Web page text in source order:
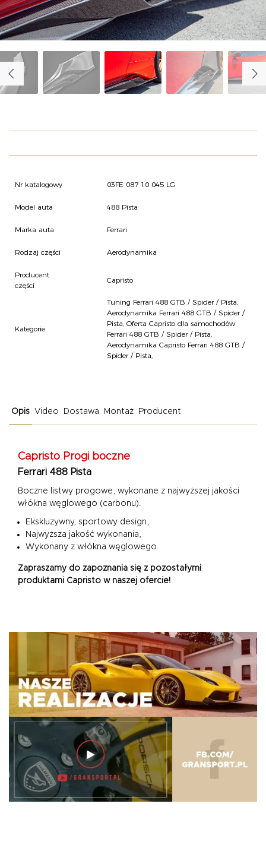
O NAS OFERTA BLOG ZOSTAŃ PARTNEREM
Nr katalogowy 03FE 087 10 045 LG
Model auta 488 Pista
Marka auta Ferrari
Rodzaj części Aerodynamika
Producent
części
Capristo
Kategorie
Tuning Ferrari 488 GTB / Spider / Pista,
Aerodynamika Ferrari 488 GTB / Spider /
Pista, Oferta Capristo dla samochodów
Ferrari 488 GTB / Spider / Pista,
Aerodynamika Capristo Ferrari 488 GTB /
Spider / Pista,
Opis Video Dostawa Montaż Producent
Capristo Progi boczne
Ferrari 488 Pista
Boczne listwy progowe, wykonane z najwyższej jakości
włókna węglowego (carbonu).
Ekskluzywny, sportowy design,
Najwyższa jakość wykonania,
Wykonany z włókna węglowego.
Zapraszamy do zapoznania się z pozostałymi
produktami Capristo w naszej ofercie!